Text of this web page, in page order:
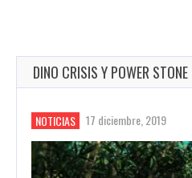
DINO CRISIS Y POWER
NOTICIAS 17 diciembre, 2019